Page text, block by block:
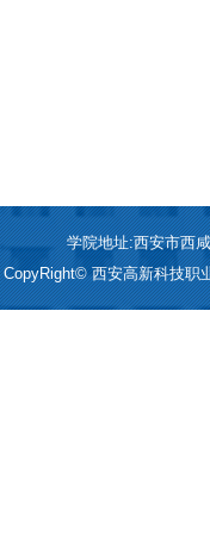
学院地址:西安市西
CopyRight© 西安高新科技职